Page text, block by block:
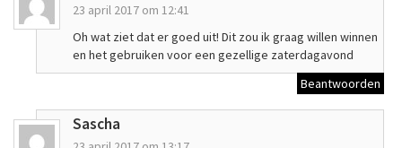
23 april 2017 om 12:41
Oh wat ziet dat er goed uit! Dit zou ik graag willen winnen
en het gebruiken voor een gezellige zaterdagavond
Beantwoorden
Sascha